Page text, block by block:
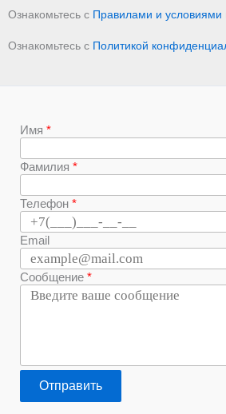
Ознакомьтесь с Правилами и условиями
Ознакомьтесь с Политикой
Имя
Фамилия
Телефон
Email
Сообщение
Отправить